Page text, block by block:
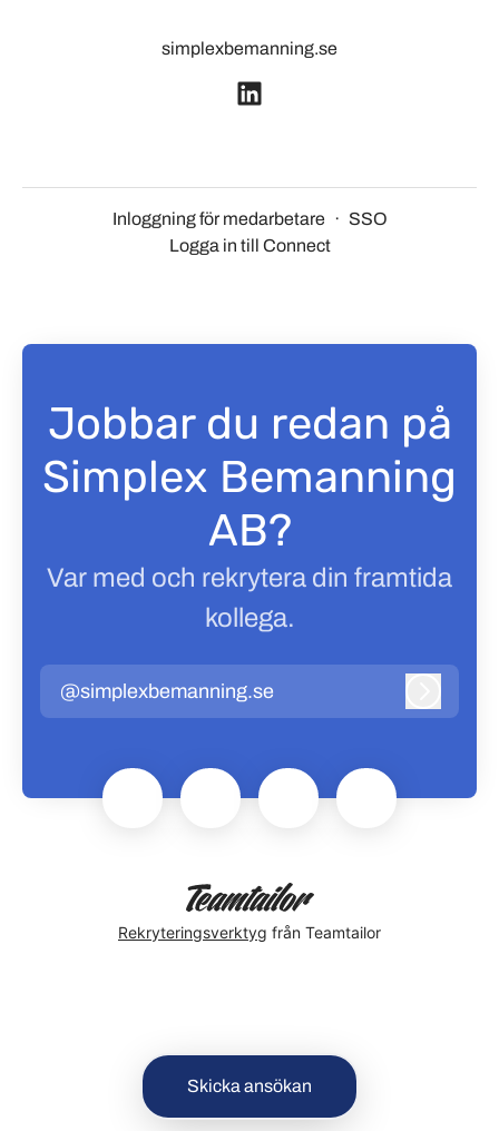
Skicka ansökan
simplexbemanning.se
Inloggning för medarbetare · SSO
Logga in till Connect
Jobbar du redan på
Simplex Bemanning
AB?
Var med och rekrytera din framtida
kollega.
@simplexbemanning.se
Rekryteringsverktyg från Teamtailor